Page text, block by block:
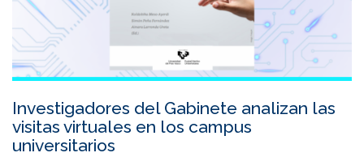
Investigadores del Gabinete analizan las
visitas virtuales en los campus
universitarios